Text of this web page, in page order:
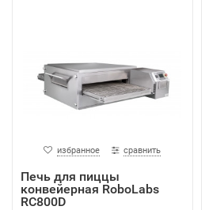
избранное сравнить
Печь для пиццы
конвейерная RoboLabs
RC800D